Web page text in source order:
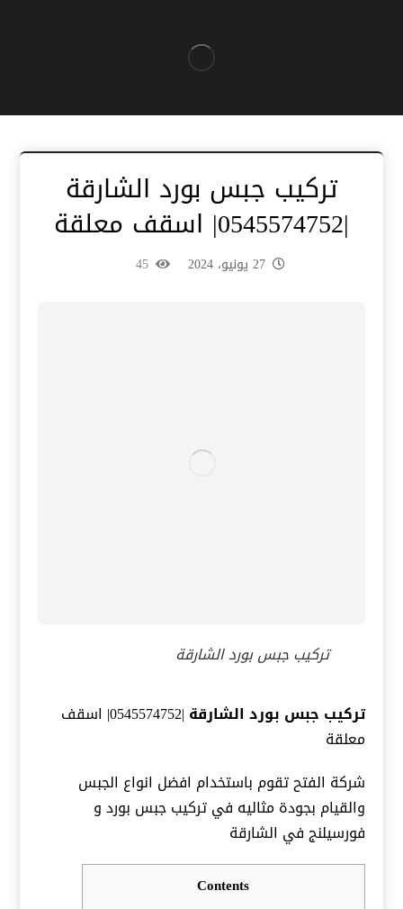
تركيب جبس بورد الشارقة
|0545574752| اسقف معلقة
27 يونيو، 2024 45
تركيب جبس بورد الشارقة
تركيب جبس بورد الشارقة
|0545574752| اسقف
معلقة
شركة الفتح تقوم باستخدام افضل انواع الجبس
والقيام بجودة مثاليه في تركيب جبس بورد و
فورسيلنج في الشارقة
Contents